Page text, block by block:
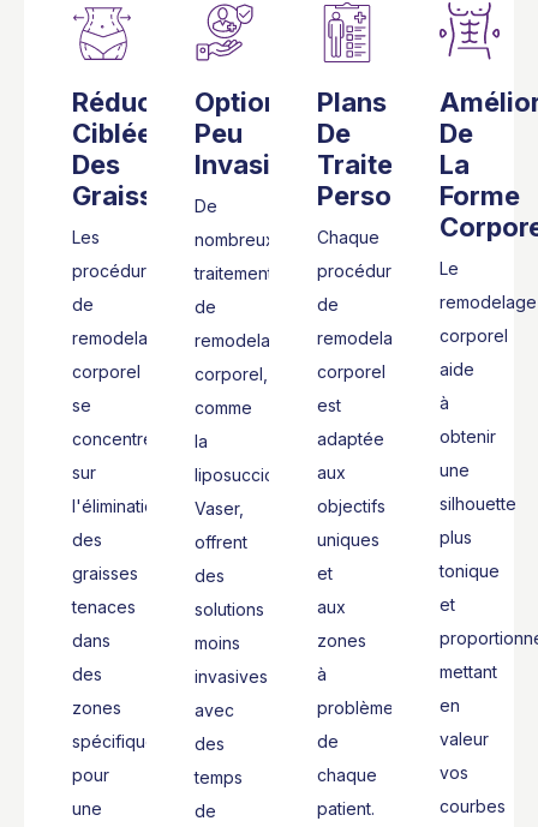
Réduction
Ciblée
Des
Graisses
Les
procédures
de
remodelage
corporel
se
concentrent
sur
l'élimination
des
graisses
tenaces
dans
des
zones
spécifiques
pour
une
Options
Peu
Invasives
De
nombreux
traitements
de
remodelage
corporel,
comme
la
liposuccion
Vaser,
offrent
des
solutions
moins
invasives
avec
des
temps
de
Plans
De
Traitement
Personnalisés
Chaque
procédure
de
remodelage
corporel
est
adaptée
aux
objectifs
uniques
et
aux
zones
à
problèmes
de
chaque
patient.
De
La
Forme
Le
remodelage
corporel
aide
à
obtenir
une
silhouette
plus
tonique
et
mettant
en
valeur
vos
courbes